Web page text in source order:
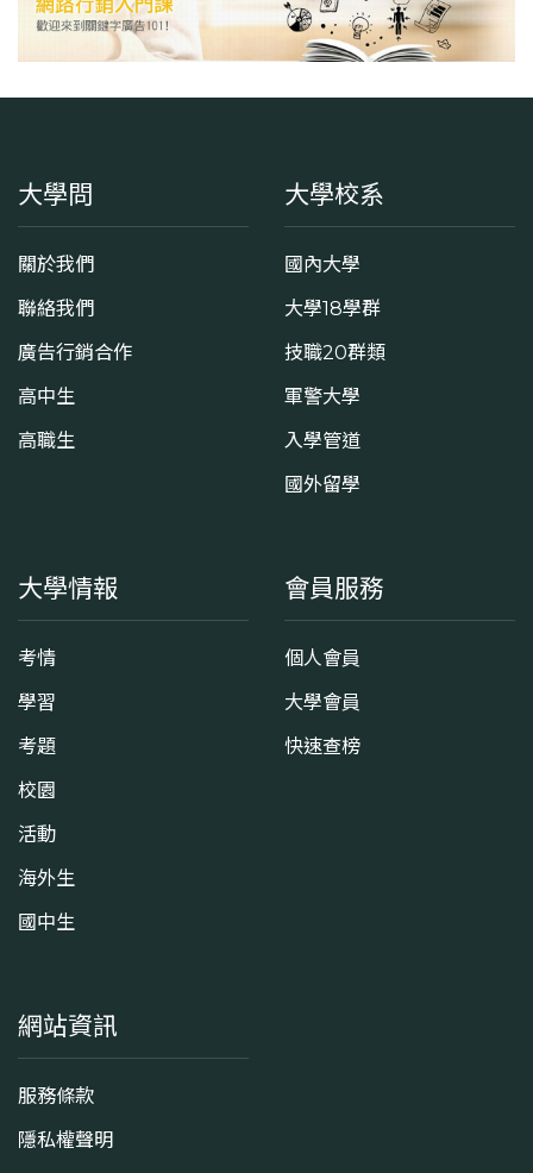
大學問
關於我們
聯絡我們
廣告行銷合作
高中生
高職生
大學校系
國內大學
大學18學群
技職20群類
軍警大學
入學管道
國外留學
大學情報
考情
學習
考題
校園
活動
海外生
國中生
會員服務
個人會員
大學會員
快速查榜
網站資訊
服務條款
隱私權聲明